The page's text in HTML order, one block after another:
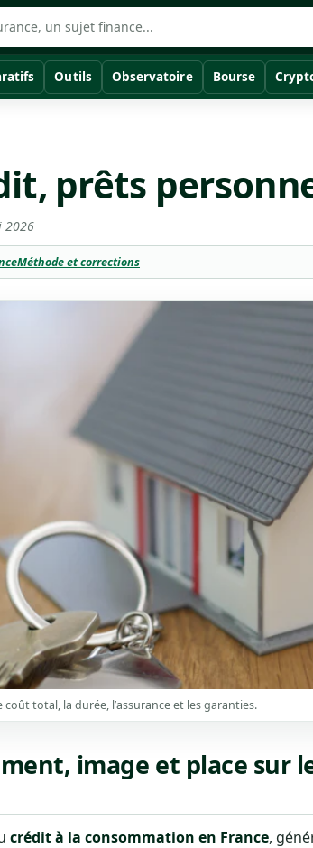
Outils Observatoire Bourse
prêts
2026
Méthode et corrections
total, la durée, l’assurance et les garanties.
image et place sur
crédit à la consommation en France,